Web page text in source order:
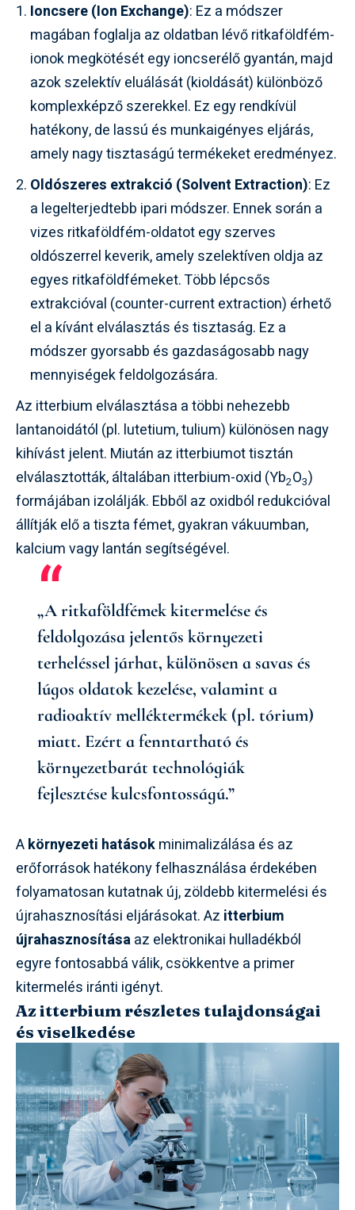
Ioncsere (Ion Exchange): Ez a módszer
magában foglalja az oldatban lévő ritkaföldfém-
ionok megkötését egy ioncserélő gyantán, majd
azok szelektív eluálását (kioldását) különböző
komplexképző szerekkel. Ez egy rendkívül
hatékony, de lassú és munkaigényes eljárás,
amely nagy tisztaságú termékeket eredményez.
Oldószeres extrakció (Solvent Extraction): Ez
a legelterjedtebb ipari módszer. Ennek során a
vizes ritkaföldfém-oldatot egy szerves
oldószerrel keverik, amely szelektíven oldja az
egyes ritkaföldfémeket. Több lépcsős
extrakcióval (counter-current extraction) érhető
el a kívánt elválasztás és tisztaság. Ez a
módszer gyorsabb és gazdaságosabb nagy
mennyiségek feldolgozására.
Az itterbium elválasztása a többi nehezebb
lantanoidától (pl. lutetium, tulium) különösen nagy
kihívást jelent. Miután az itterbiumot tisztán
elválasztották, általában itterbium-oxid (Yb2O3)
formájában izolálják. Ebből az oxidból redukcióval
állítják elő a tiszta fémet, gyakran vákuumban,
kalcium vagy lantán segítségével.
„A ritkaföldfémek kitermelése és
feldolgozása jelentős környezeti
terheléssel járhat, különösen a savas és
lúgos oldatok kezelése, valamint a
radioaktív melléktermékek (pl. tórium)
miatt. Ezért a fenntartható és
környezetbarát technológiák
fejlesztése kulcsfontosságú.”
Akörnyezeti hatásokminimalizálása és az
erőforrások hatékony felhasználása érdekében
folyamatosan kutatnak új, zöldebb kitermelési és
újrahasznosítási eljárásokat. Az itterbium
újrahasznosításaaz elektronikai hulladékból
egyre fontosabbá válik, csökkentve a primer
kitermelés iránti igényt.
Az itterbium részletes tulajdonságai
és viselkedése